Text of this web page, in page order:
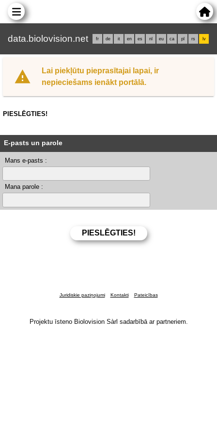
data.biolovision.net fr de it en es nl eu ca pl rs lv
Lai piekļūtu pieprasītajai lapai, ir
nepieciešams ienākt portālā.
PIESLĒGTIES!
E-pasts un parole
Mans e-pasts :
Mana parole :
Juridiskie paziņojumi Kontakti Pateicības
Projektu īsteno Biolovision Sàrl sadarbībā ar partneriem.